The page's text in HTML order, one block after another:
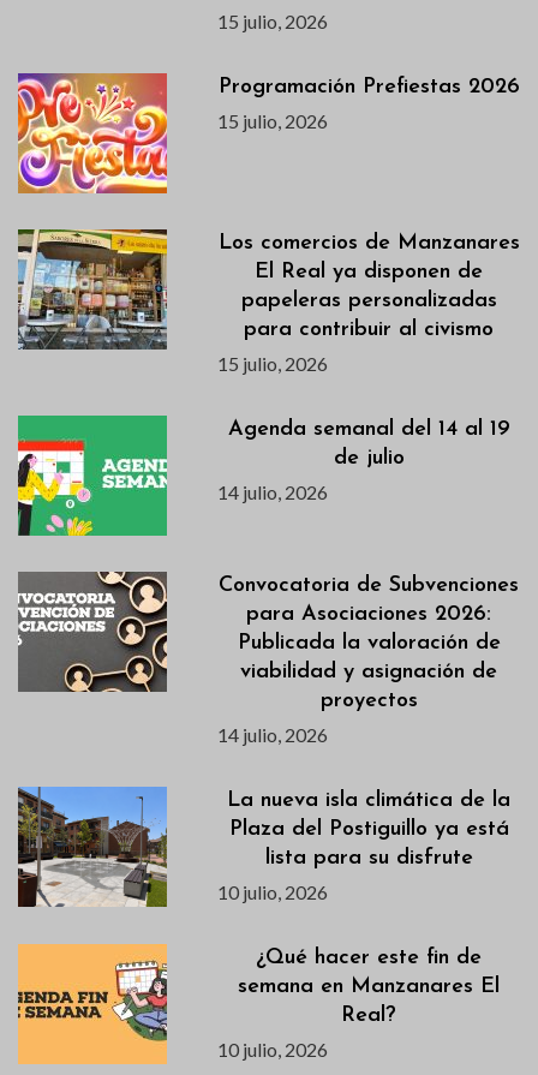
15 julio, 2026
Programación Prefiestas 2026
15 julio, 2026
Los comercios de Manzanares
El Real ya disponen de
papeleras personalizadas
para contribuir al civismo
15 julio, 2026
Agenda semanal del 14 al 19
de julio
14 julio, 2026
Convocatoria de Subvenciones
para Asociaciones 2026:
Publicada la valoración de
viabilidad y asignación de
proyectos
14 julio, 2026
La nueva isla climática de la
Plaza del Postiguillo ya está
lista para su disfrute
10 julio, 2026
¿Qué hacer este fin de
semana en Manzanares El
Real?
10 julio, 2026